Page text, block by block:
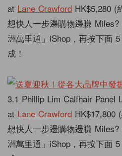
at Lane Crawford HK$5,280 (
想快人一步邊購物邊賺
洲萬里通」iShop，再按下面
成！
3.1 Phillip Lim Calfhair Panel
at Lane Crawford HK$17,800
想快人一步邊購物邊賺
洲萬里通」iShop，再按下面